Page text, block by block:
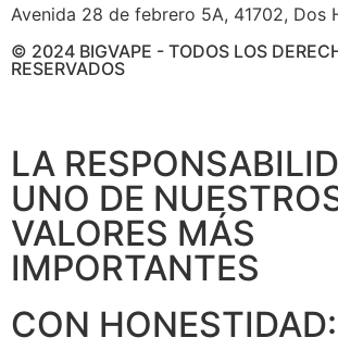
Avenida 28 de febrero 5A, 41702, Dos
© 2024 BIGVAPE - TODOS LOS
RESERVADOS
LA
UNO DE
VALORES MÁS
IMPORTANTES
CON HONESTIDAD: